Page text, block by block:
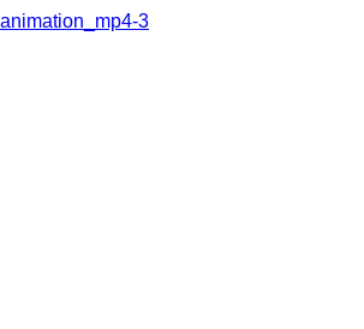
animation_mp4-3